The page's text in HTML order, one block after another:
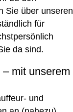
Sie über unseren
für
da sind.
mit unserem
und